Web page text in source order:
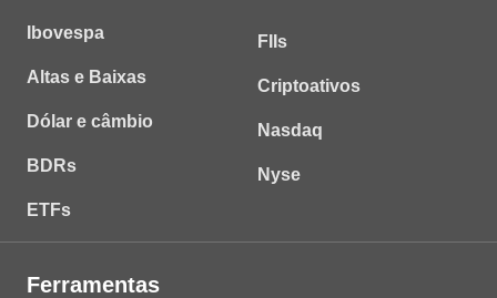
Ibovespa
Altas e Baixas
Dólar e câmbio
BDRs
ETFs
FIIs
Criptoativos
Nasdaq
Nyse
Ferramentas